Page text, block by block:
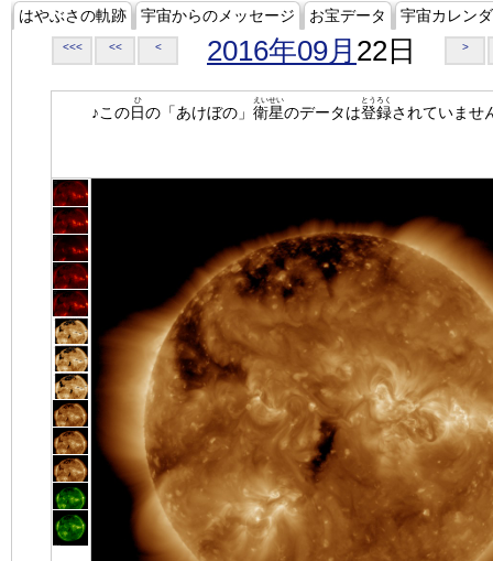
はやぶさの軌跡 宇宙からのメッセージ お宝データ 宇宙カレン
<<< << < 2016年09月 22日 >
♪この日
ひ
の「あけぼの」 衛星
えいせい
のデータは登録
とうろく
されていませ